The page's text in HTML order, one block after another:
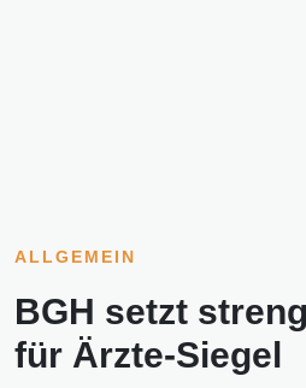
ALLGEMEIN
BGH setzt
für Ärzte-Siegel